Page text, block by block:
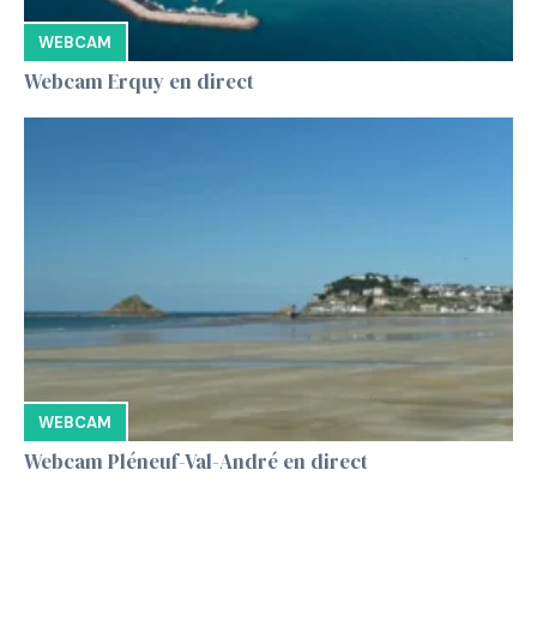
WEBCAM
Webcam Erquy en direct
WEBCAM
Webcam Pléneuf-Val-André en direct